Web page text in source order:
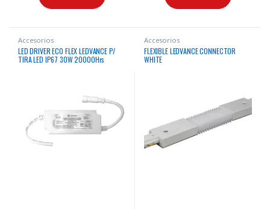
Accesorios
LED DRIVER ECO FLEX LEDVANCE P/
TIRA LED IP67 30W 20000Hrs
Accesorios
FLEXIBLE LEDVANCE CONNECTOR
WHITE